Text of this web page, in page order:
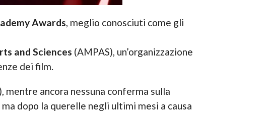
Awards, meglio conosciuti come gli
and Sciences (AMPAS), un’organizzazione
dei film.
mentre ancora nessuna conferma sulla
ma dopo la querelle negli ultimi mesi a causa